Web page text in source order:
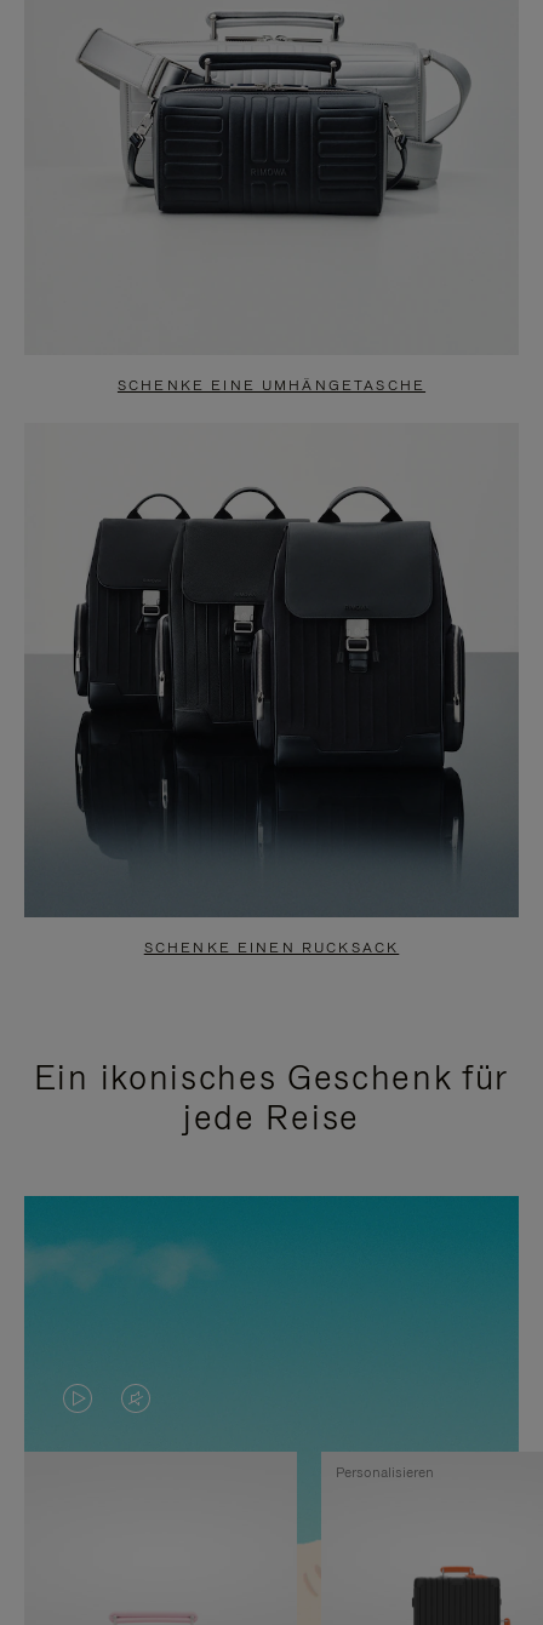
SCHENKE EINE UMHÄNGETASCHE
SCHENKE EINEN RUCKSACK
Ein ikonisches Geschenk für
jede Reise
DAS
VIDEO
VIDEO
IST
Personalisieren